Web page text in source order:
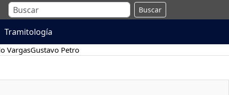
Buscar
Tramitología
VargasGustavo Petro